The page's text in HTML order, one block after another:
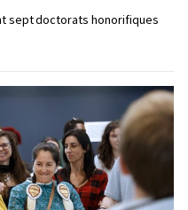
sept doctorats honorifiques